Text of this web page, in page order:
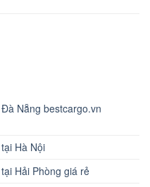
Nẵng bestcargo.vn
Hà Nội
Hải Phòng giá rẻ